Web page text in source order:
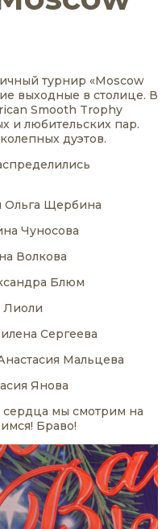
турнир «Moscow
выходные в столице. В
Smooth Trophy
и любительских пар.
дуэтов.
Ольга Щербина
Чуносова
Волкова
Блюм
Лиоли
Сергеева
Мальцева
Янова
мы смотрим на
Браво!